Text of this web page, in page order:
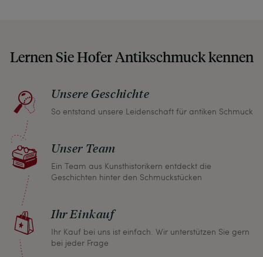
Sie, wenn unser Paket zu Ihnen kommt, keine
müssen.
Sollten Sie aus irgendeinem Grund doch einmal
nicht zufrieden sein, nehmen Sie bitte mit uns
Kontakt auf und wir finden umgehend eine
gemeinsame Lösung. Unabhängig davon können
Sie innerhalb von einem Monat jeden Artikel
zurückgeben und wir erstatten Ihnen den vollen
Kaufpreis.
Lernen Sie Hofer Antikschmuck kennen
Unsere Geschichte
So entstand unsere Leidenschaft für antiken Schmuck
Unser Team
Ein Team aus Kunsthistorikern entdeckt die
Geschichten hinter den Schmuckstücken
Ihr Einkauf
Ihr Kauf bei uns ist einfach. Wir unterstützen Sie gern
bei jeder Frage